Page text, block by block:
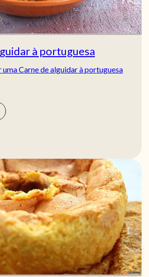
à portuguesa
Carne de alguidar à portuguesa